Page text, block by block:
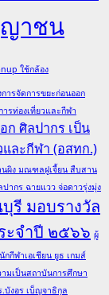
าชน
ใช้กล้อง
ารจัดการขยะก่อนออก
รท่องเที่ยวและกีฬา
ก ศิลปากร เป็น
ละกีฬา (อสทก.)
นผิง มณฑลฝูเจี้ยน สืบสาน
ากร ฉายแวว จ่อดาวรุ่งมุ่ง
รี มอบรางวัล
ะจำปี ๒๕๖๖ ผู้
กีฬาเอเชียน ยูธ เกมส์
มเป็นสถาบันการศึกษา
บังอร เบ็ญจาธิกุล